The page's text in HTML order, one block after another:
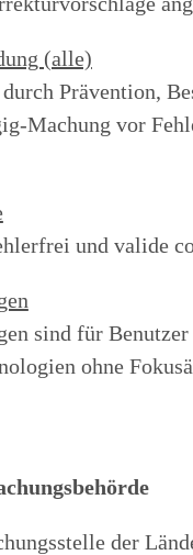
(alle)
Prävention,
Machung vor
und valide
sind für
ohne
der